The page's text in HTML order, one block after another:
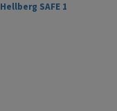
Hellberg SAFE 1